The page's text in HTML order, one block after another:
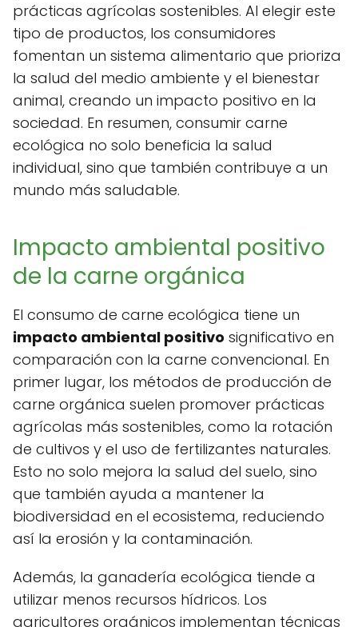
prácticas agrícolas sostenibles. Al elegir este
tipo de productos, los consumidores
fomentan un sistema alimentario que prioriza
la salud del medio ambiente y el bienestar
animal, creando un impacto positivo en la
sociedad. En resumen, consumir carne
ecológica no solo beneficia la salud
individual, sino que también contribuye a un
mundo más saludable.
Impacto ambiental positivo
de la carne orgánica
El consumo de carne ecológica tiene un
impacto ambiental positivo significativo en
comparación con la carne convencional. En
primer lugar, los métodos de producción de
carne orgánica suelen promover prácticas
agrícolas más sostenibles, como la rotación
de cultivos y el uso de fertilizantes naturales.
Esto no solo mejora la salud del suelo, sino
que también ayuda a mantener la
biodiversidad en el ecosistema, reduciendo
así la erosión y la contaminación.
Además, la ganadería ecológica tiende a
utilizar menos recursos hídricos. Los
agricultores orgánicos implementan técnicas